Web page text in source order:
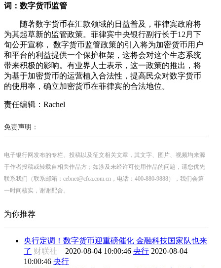
词：数字货币监管
随著数字货币在汇款领域的日益普及，菲律宾政府将
为其起草新的监管政策。菲律宾中央银行副行长于12月下
旬公开宣称， 数字货币监管政策的引入将为加密货币用户
和平台的利益提供一个保护框架，这将会对这个生态系统
带来积极的影响。有业界人士表示，这一政策的推出，将
为基于加密货币的运营植入合法性，提高民众对数字货币
的使用率，确立加密货币在菲律宾的合法地位。
责任编辑：Rachel
免责声明：
电子银行网发布的专栏、投稿以及征文相关文章，其文字、图片、视频均来源
于作者投稿或转载自相关作品方；如涉及未经许可使用作品的问题，请您优先
联系我们（联系邮箱：cebnet@cfca.com.cn，电话：400-880-9888），我们会第
一时间核实，谢谢配合。
为你推荐
央行定调！数字货币迎重磅催化 金融科技国家队也来
了 财联社 2020-08-04 10:00:46 央行 2020-08-04
10:00:46 央行